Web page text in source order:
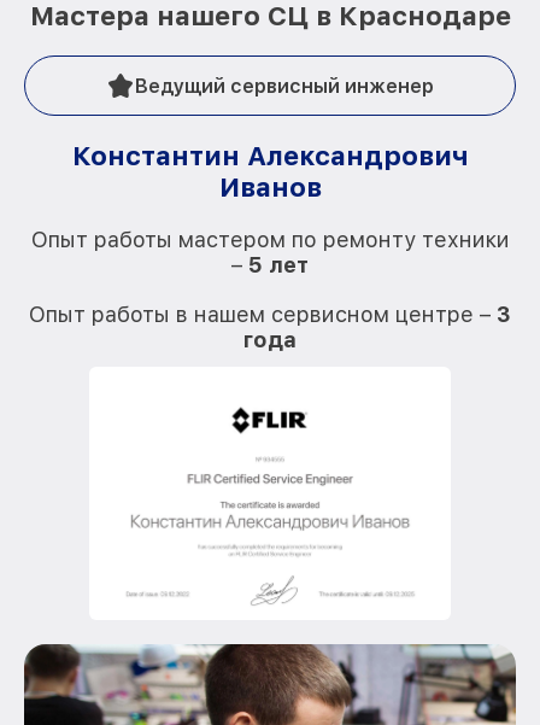
Мастера нашего СЦ в Краснодаре
Ведущий сервисный инженер
Константин Александрович
Иванов
Опыт работы мастером по ремонту техники
– 5 лет
Опыт работы в нашем сервисном центре – 3
года